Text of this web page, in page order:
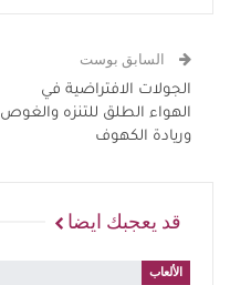
السابق بوست
الجولات الافتراضية في
الهواء الطلق للتنزه والغوص
وريادة الكهوف
قد يعجبك ايضا
الألعاب